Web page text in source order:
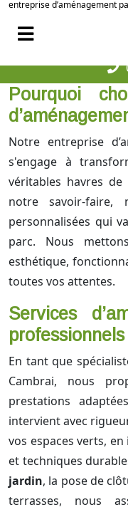
entreprise d’aménagement
Pourquoi
Notre entreprise
s'engage à
véritables havres
notre savoir-faire,
personnalisées qui
parc. Nous
esthétique,
toutes vos attentes.
Services
En tant que
Cambrai, nous
prestations
intervient avec
vos espaces verts,
et techniques
jardin, la pose de
terrasses, nous